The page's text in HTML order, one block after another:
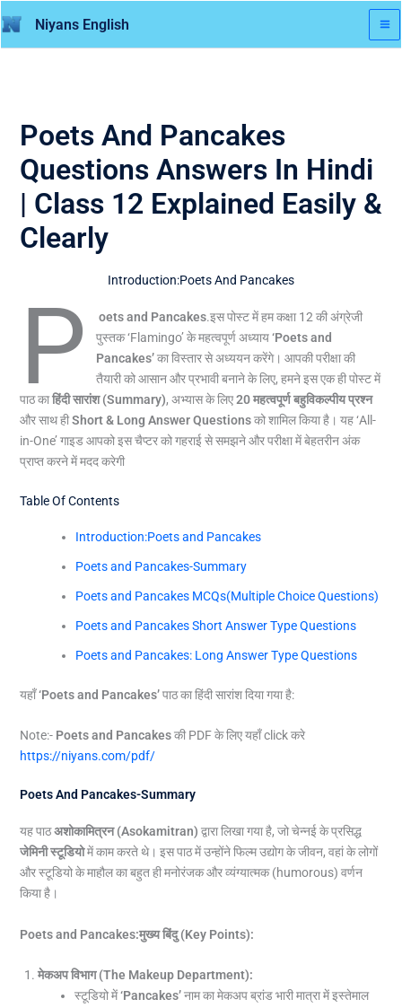
to
content
Niyans English
Poets And Pancakes
Questions Answers In Hindi
| Class 12 Explained Easily &
Clearly
Introduction:Poets And Pancakes
P oets and Pancakes.इस पोस्ट में हम कक्षा 12 की अंग्रेजी
पुस्तक ‘Flamingo’ के महत्वपूर्ण अध्याय‘Poets and
Pancakes’का विस्तार से अध्ययन करेंगे। आपकी परीक्षा की
तैयारी को आसान और प्रभावी बनाने के लिए, हमने इस एक ही पोस्ट में
पाठ काहिंदी सारांश (Summary), अभ्यास के लिए20 महत्वपूर्ण बहुविकल्पीय प्रश्न
और साथ हीShort & Long Answer Questionsको शामिल किया है। यह ‘All-
in-One’ गाइड आपको इस चैप्टर को गहराई से समझने और परीक्षा में बेहतरीन अंक
प्राप्त करने में मदद करेगी
Table Of Contents
Introduction:Poets and Pancakes
Poets and Pancakes-Summary
Poets and Pancakes MCQs(Multiple Choice Questions)
Poets and Pancakes Short Answer Type Questions
Poets and Pancakes: Long Answer Type Questions
यहाँ‘Poets and Pancakes’पाठ का हिंदी सारांश दिया गया है:
Note:- Poets and Pancakesकी PDF के लिए यहाँ click करे
https://niyans.com/pdf/
Poets And Pancakes-Summary
यह पाठअशोकामित्रन (Asokamitran) द्वारा लिखा गया है, जो चेन्नई के प्रसिद्ध
जेमिनी स्टूडियोमें काम करते थे। इस पाठ में उन्होंने फिल्म उद्योग के जीवन, वहां के लोगों
और स्टूडियो के माहौल का बहुत ही मनोरंजक और व्यंग्यात्मक (humorous) वर्णन
किया है।
Poets and Pancakes:मुख्य बिंदु (Key Points):
मेकअप विभाग (The Makeup Department):
स्टूडियो में‘Pancakes’नाम का मेकअप ब्रांड भारी मात्रा में इस्तेमाल